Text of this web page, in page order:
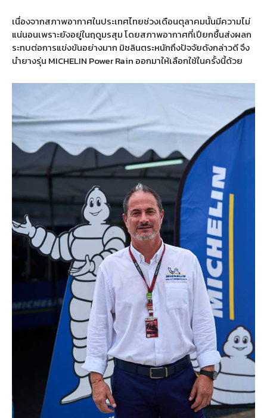
เนื่องจากสภาพอากาศในประเทศไทยช่วงเดือนตุลาคมนั้นมีความไม่
แน่นอนเพราะยังอยู่ในฤดูมรสุม โดยสภาพอากาศที่เปียกชื้นส่งผลก
ระทบต่อการแข่งขันอย่างมาก มิชลินตระหนักถึงปัจจัยดังกล่าวดี จึง
นำยางรุ่น MICHELIN Power Rain ออกมาให้เลือกใช้ในครั้งนี้ด้วย